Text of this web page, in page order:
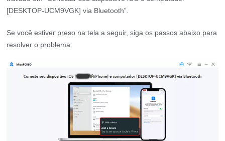
[DESKTOP-UCM9VGK] via Bluetooth”.
Se você estiver preso na tela a seguir, siga os passos abaixo para
resolver o problema: